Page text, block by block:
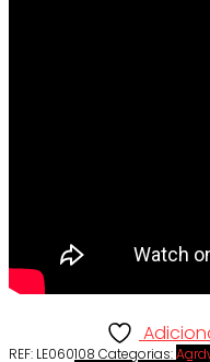
REF: LE060108 Categorias: